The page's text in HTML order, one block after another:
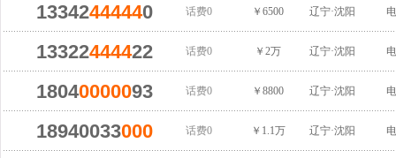
13342444440 话费0 ￥6500 辽宁·沈阳
13322444422 话费0 ￥2万 辽宁·沈阳
18040000093 话费0 ￥8800 辽宁·沈阳
18940033000 话费0 ￥1.1万 辽宁·沈阳